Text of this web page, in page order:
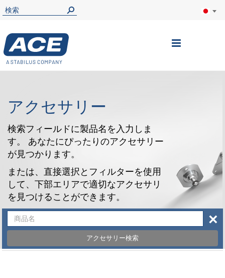
ナ
アクセサリー
検索フィールドに製品名を入力しま
す。 あなたにぴったりのアクセサリー
が見つかります。
または、直接選択とフィルターを使用
して、下部エリアで適切なアクセサリ
を見つけることができます。
アクセサリー検索
×